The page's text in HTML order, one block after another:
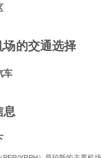
场的交通选择
车
息